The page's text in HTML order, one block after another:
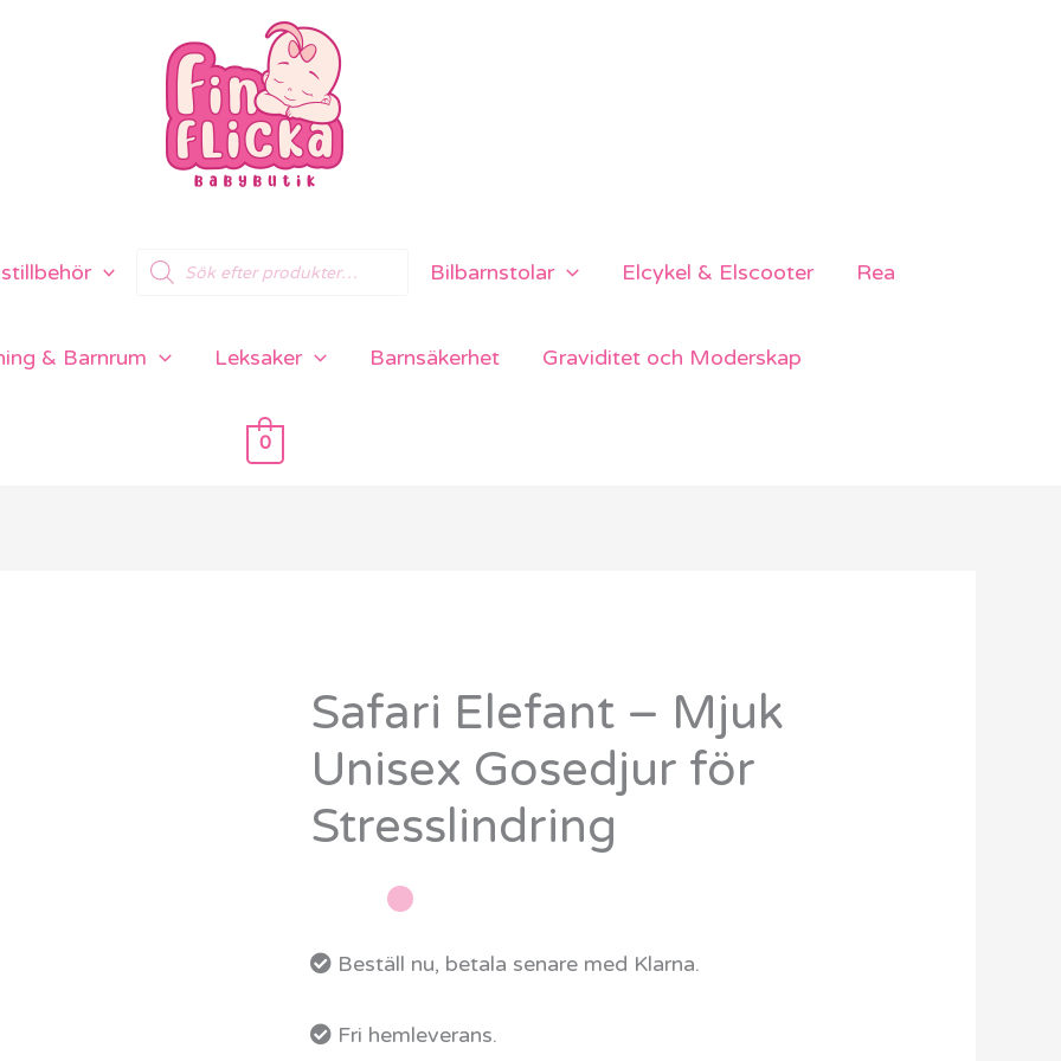
Products
search
Bilbarnstolar Elcykel & Elscooter Rea
& Barnrum Leksaker Barnsäkerhet Graviditet och Moderskap
0
Safari Elefant – Mjuk
Unisex Gosedjur för
Stresslindring
Beställ nu, betala senare med Klarna.
Fri hemleverans.
Safari
–
Mjuk
Gosedjur
Stresslindring